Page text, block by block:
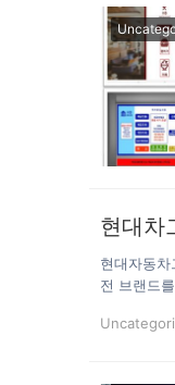
현대차
현대자동
전 브랜드
(Pit stop)